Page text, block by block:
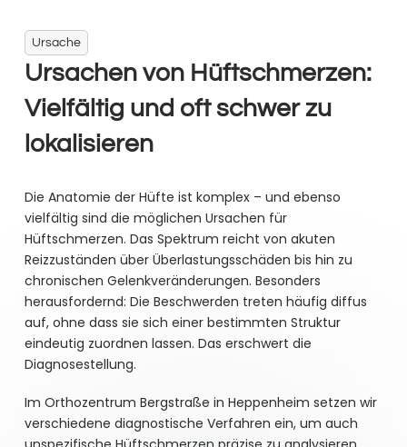
Ursache
Ursachen von Hüftschmerzen:
Vielfältig und oft schwer zu
lokalisieren
Die Anatomie der Hüfte ist komplex – und ebenso
vielfältig sind die möglichen Ursachen für
Hüftschmerzen. Das Spektrum reicht von akuten
Reizzuständen über Überlastungsschäden bis hin zu
chronischen Gelenkveränderungen. Besonders
herausfordernd: Die Beschwerden treten häufig diffus
auf, ohne dass sie sich einer bestimmten Struktur
eindeutig zuordnen lassen. Das erschwert die
Diagnosestellung.
Im Orthozentrum Bergstraße in Heppenheim setzen wir
verschiedene diagnostische Verfahren ein, um auch